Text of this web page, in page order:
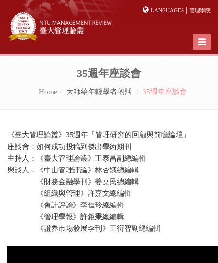
LANGUAGES | 管理學院
Toggle
35週年座談會
Home 大師給年輕學者的話 35週年座談會
《臺大管理論叢》35週年「管理研究的回顧與前瞻論壇」
座談會：如何成功投稿到傑出學術期刊
主持人：《臺大管理論叢》王泰昌副總編輯
與談人：《中山管理評論》林杏娥總編輯
《財務金融學刊》姜堯民總編輯
《組織與管理》許嘉文總編輯
《會計評論》李佳玲總編輯
《管理學報》許鉅秉總編輯
《證券市場發展季刊》王衍智副總編輯